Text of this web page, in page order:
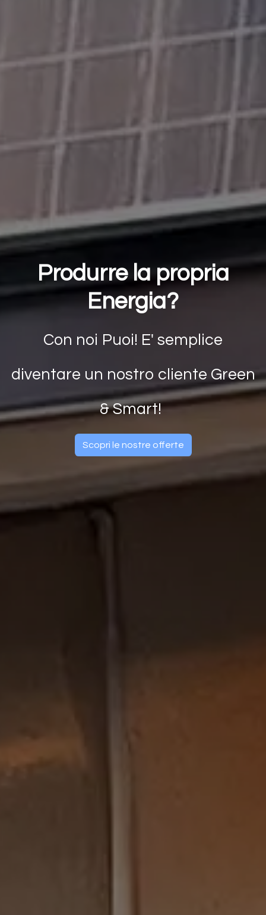
Produrre la propria
Energia?
Con noi Puoi! E' semplice
diventare un nostro cliente Green
& Smart!
Scopri le nostre of​​ferte